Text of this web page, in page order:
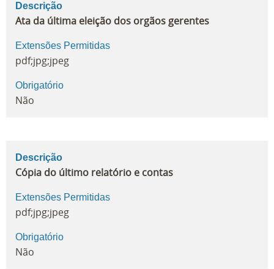
Descrição
Ata da última eleição dos orgãos gerentes
Extensões Permitidas
pdf;jpg;jpeg
Obrigatório
Não
Descrição
Cópia do último relatório e contas
Extensões Permitidas
pdf;jpg;jpeg
Obrigatório
Não